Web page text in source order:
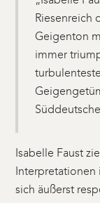
Riesenreich
Geigenton
immer
Isabelle Faust
Interpretationen
sich äußerst